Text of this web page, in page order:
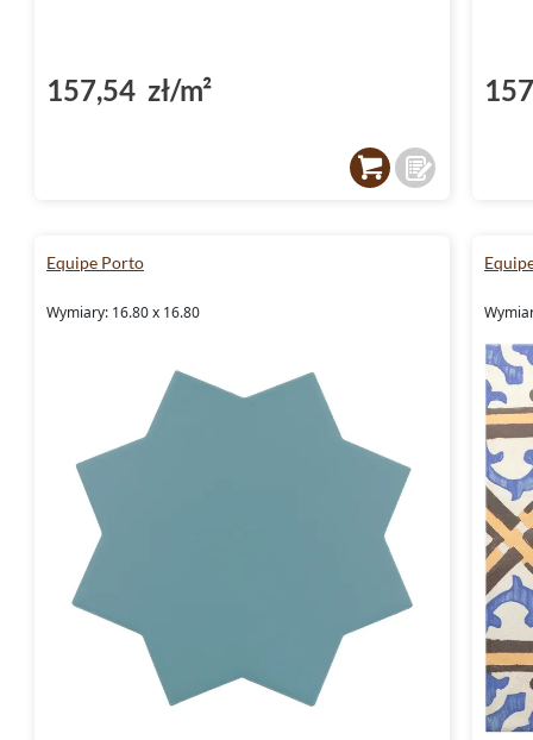
157,54 zł/m²
Equipe Porto
Wymiary: 16.80 x 16.80